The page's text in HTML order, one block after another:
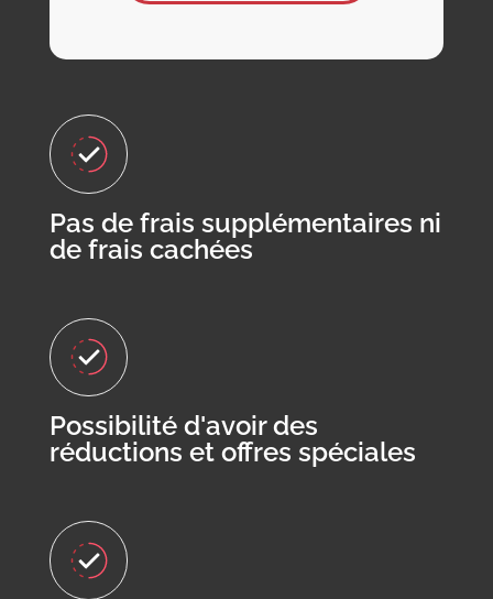
Pas de frais supplémentaires ni
de frais cachées
Possibilité d'avoir des
réductions et offres spéciales